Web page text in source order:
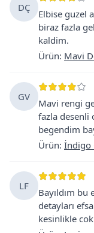
DÇ
Elbise guzel
biraz fazla
kaldim.
Ürün: Mavi
GV
Mavi rengi
fazla desenli
begendim
Ürün: İndigo
LF
Bayıldım bu
detayları
kesinlikle